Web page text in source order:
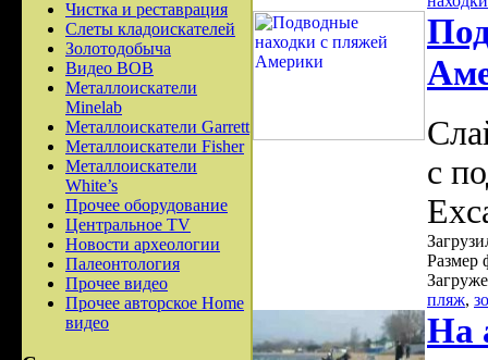
Чистка и реставрация
Слеты кладоискателей
Золотодобыча
Видео ВОВ
Металлоискатели
Minelab
Металлоискатели Garrett
Металлоискатели Fisher
Металлоискатели
White’s
Прочее оборудование
Центральное TV
Новости археологии
Палеонтология
Прочее видео
Прочее авторское Home
видео
с
Размер
пляж,
На